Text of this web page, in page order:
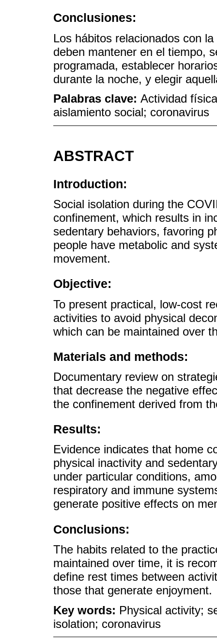
Conclusiones:
Los hábitos relacionados con
deben mantener en el tiempo,
programada, establecer
durante la noche, y elegir
Palabras clave: Actividad
aislamiento social; coronavirus
ABSTRACT
Introduction:
Social isolation during the
confinement, which results in
sedentary behaviors, favoring
people have metabolic and
movement.
Objective:
To present practical, low-cost
activities to avoid physical
which can be maintained over
Materials and methods:
Documentary review on
that decrease the negative
the confinement derived from
Results:
Evidence indicates that home
physical inactivity and
under particular conditions,
respiratory and immune
generate positive effects on
Conclusions:
The habits related to the
maintained over time, it is
define rest times between
those that generate enjoyment.
Key words: Physical activity;
isolation; coronavirus